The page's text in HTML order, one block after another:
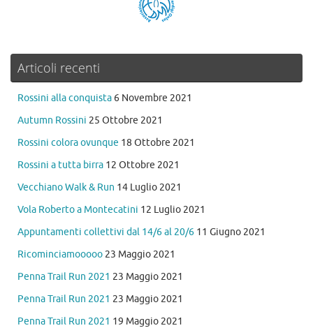
Articoli recenti
Rossini alla conquista 6 Novembre 2021
Autumn Rossini 25 Ottobre 2021
Rossini colora ovunque 18 Ottobre 2021
Rossini a tutta birra 12 Ottobre 2021
Vecchiano Walk & Run 14 Luglio 2021
Vola Roberto a Montecatini 12 Luglio 2021
Appuntamenti collettivi dal 14/6 al 20/6 11 Giugno 2021
Ricominciamooooo 23 Maggio 2021
Penna Trail Run 2021 23 Maggio 2021
Penna Trail Run 2021 23 Maggio 2021
Penna Trail Run 2021 19 Maggio 2021